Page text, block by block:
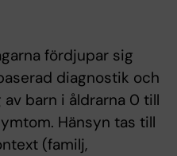
fördjupar sig
diagnostik och
barn i åldrarna 0 till
Hänsyn tas till
(familj,